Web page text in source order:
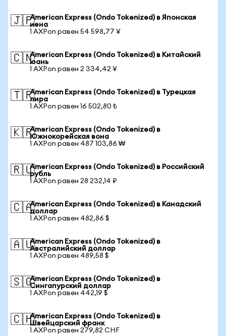
🇯🇵American Express (Ondo Tokenized) в Японская
иена
1 AXPon равен 54 598,77 ¥
🇨🇳American Express (Ondo Tokenized) в Китайский
юань
1 AXPon равен 2 334,42 ¥
🇹🇷American Express (Ondo Tokenized) в Турецкая
лира
1 AXPon равен 16 502,80 ₺
🇰🇷American Express (Ondo Tokenized) в
Южнокорейская вона
1 AXPon равен 487 103,86 ₩
🇷🇺American Express (Ondo Tokenized) в Российский
рубль
1 AXPon равен 28 232,14 ₽
🇨🇦American Express (Ondo Tokenized) в Канадский
доллар
1 AXPon равен 482,86 $
🇦🇺American Express (Ondo Tokenized) в
Австралийский доллар
1 AXPon равен 489,58 $
🇸🇬American Express (Ondo Tokenized) в
Сингапурский доллар
1 AXPon равен 442,19 $
🇨🇭American Express (Ondo Tokenized) в
Швейцарский франк
1 AXPon равен 279,82 CHF